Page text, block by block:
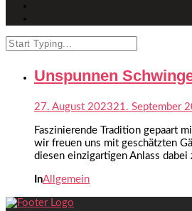
Unspunnen
27. August 202321. September
Faszinierende Tradition gepaart
wir freuen uns mit geschätzten
diesen einzigartigen Anlass dabei
InAllgemein